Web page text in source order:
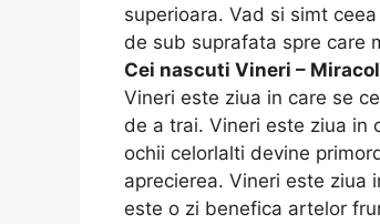
superioara. Vad si simt
de sub suprafata spre care
Cei nascuti Vineri –
Vineri este ziua in care se
de a trai. Vineri este ziua in
ochii celorlalti devine
aprecierea. Vineri este ziua
este o zi benefica artelor